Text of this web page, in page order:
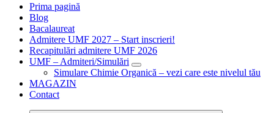
Prima pagină
Blog
Bacalaureat
Admitere UMF 2027 – Start inscrieri!
Recapitulări admitere UMF 2026
UMF – Admiteri/Simulări
Simulare Chimie Organică – vezi care este nivelul tău
MAGAZIN
Contact